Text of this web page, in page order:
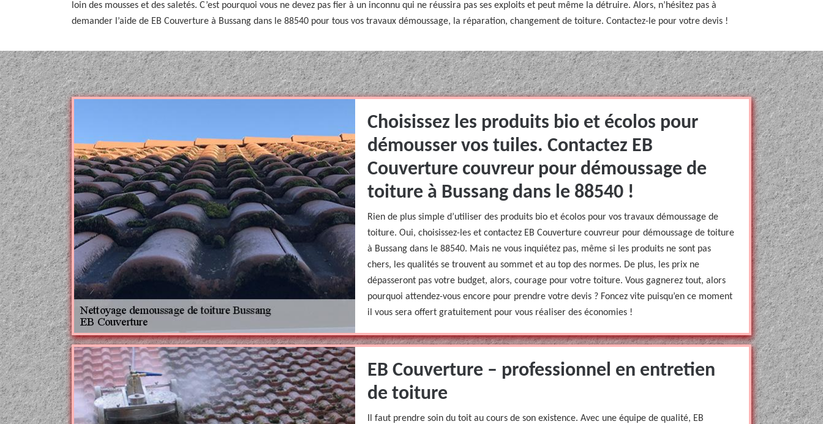
loin des mousses et des saletés. C’est pourquoi vous ne devez pas fier à un inconnu qui ne réussira pas ses exploits et peut même la détruire. Alors, n’hésitez pas à
demander l’aide de EB Couverture à Bussang dans le 88540 pour tous vos travaux démoussage, la réparation, changement de toiture. Contactez-le pour votre devis !
Choisissez les produits bio et écolos pour
démousser vos tuiles. Contactez EB
Couverture couvreur pour démoussage de
toiture à Bussang dans le 88540 !
Rien de plus simple d’utiliser des produits bio et écolos pour vos travaux démoussage de
toiture. Oui, choisissez-les et contactez EB Couverture couvreur pour démoussage de toiture
à Bussang dans le 88540. Mais ne vous inquiétez pas, même si les produits ne sont pas
chers, les qualités se trouvent au sommet et au top des normes. De plus, les prix ne
dépasseront pas votre budget, alors, courage pour votre toiture. Vous gagnerez tout, alors
pourquoi attendez-vous encore pour prendre votre devis ? Foncez vite puisqu’en ce moment
il vous sera offert gratuitement pour vous réaliser des économies !
EB Couverture – professionnel en entretien
de toiture
Il faut prendre soin du toit au cours de son existence. Avec une équipe de qualité, EB